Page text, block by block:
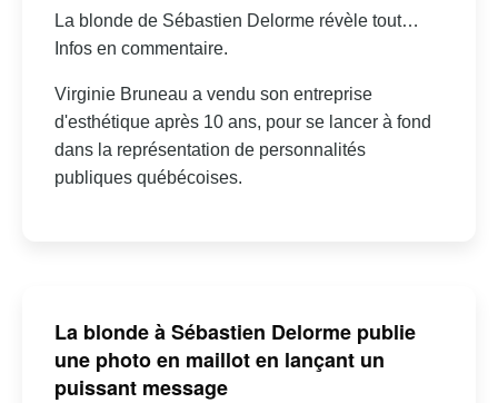
La blonde de Sébastien Delorme révèle tout…
Infos en commentaire.
Virginie Bruneau a vendu son entreprise
d'esthétique après 10 ans, pour se lancer à fond
dans la représentation de personnalités
publiques québécoises.
La blonde à Sébastien Delorme publie
une photo en maillot en lançant un
puissant message